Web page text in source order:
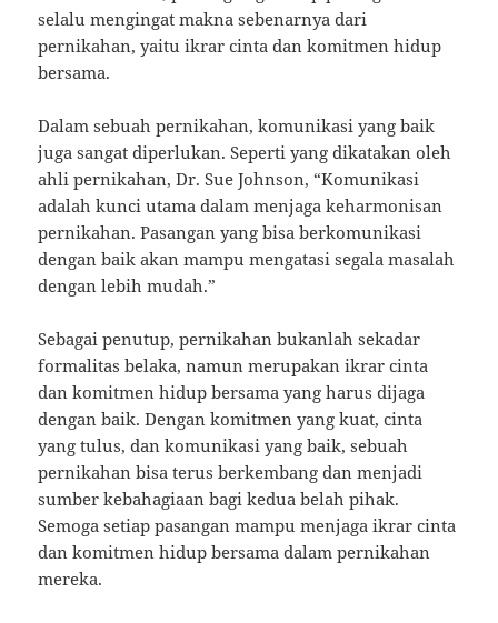
selalu mengingat makna sebenarnya dari
pernikahan, yaitu ikrar cinta dan komitmen hidup
bersama.
Dalam sebuah pernikahan, komunikasi yang baik
juga sangat diperlukan. Seperti yang dikatakan oleh
ahli pernikahan, Dr. Sue Johnson, “Komunikasi
adalah kunci utama dalam menjaga keharmonisan
pernikahan. Pasangan yang bisa berkomunikasi
dengan baik akan mampu mengatasi segala masalah
dengan lebih mudah.”
Sebagai penutup, pernikahan bukanlah sekadar
formalitas belaka, namun merupakan ikrar cinta
dan komitmen hidup bersama yang harus dijaga
dengan baik. Dengan komitmen yang kuat, cinta
yang tulus, dan komunikasi yang baik, sebuah
pernikahan bisa terus berkembang dan menjadi
sumber kebahagiaan bagi kedua belah pihak.
Semoga setiap pasangan mampu menjaga ikrar cinta
dan komitmen hidup bersama dalam pernikahan
mereka.